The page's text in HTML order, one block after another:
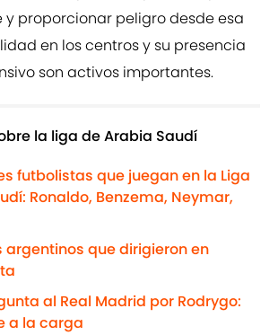
y proporcionar peligro desde esa
en los centros y su presencia
son activos importantes.
la liga de Arabia Saudí
futbolistas que juegan en la Liga
Ronaldo, Benzema, Neymar,
argentinos que dirigieron en
al Real Madrid por Rodrygo:
a la carga